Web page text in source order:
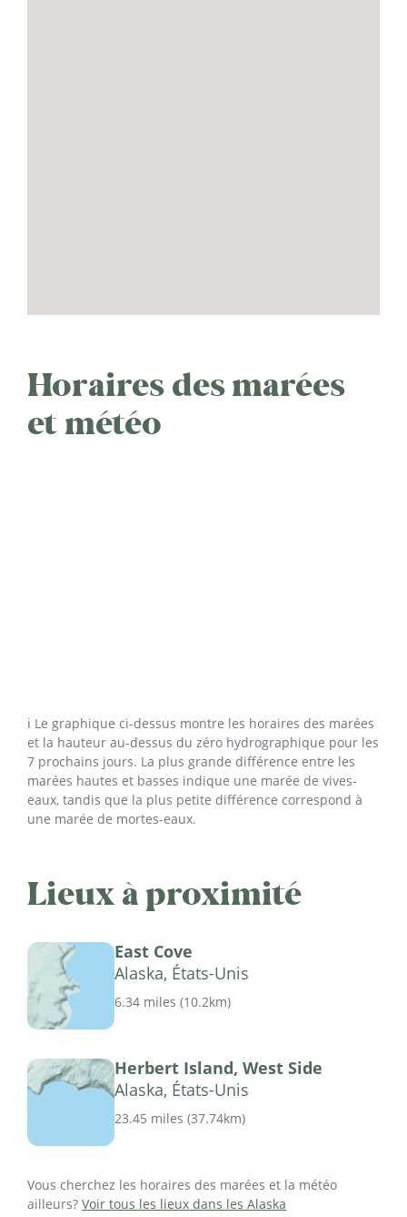
Horaires des marées
et météo
ℹ️ Le graphique ci-dessus montre les horaires des marées
et la hauteur au-dessus du zéro hydrographique pour les
7 prochains jours. La plus grande différence entre les
marées hautes et basses indique une marée de vives-
eaux, tandis que la plus petite différence correspond à
une marée de mortes-eaux.
Lieux à proximité
East Cove
Alaska, États-Unis
6.34 miles (10.2km)
Herbert Island, West Side
Alaska, États-Unis
23.45 miles (37.74km)
Vous cherchez les horaires des marées et la météo
ailleurs? Voir tous les lieux dans les Alaska